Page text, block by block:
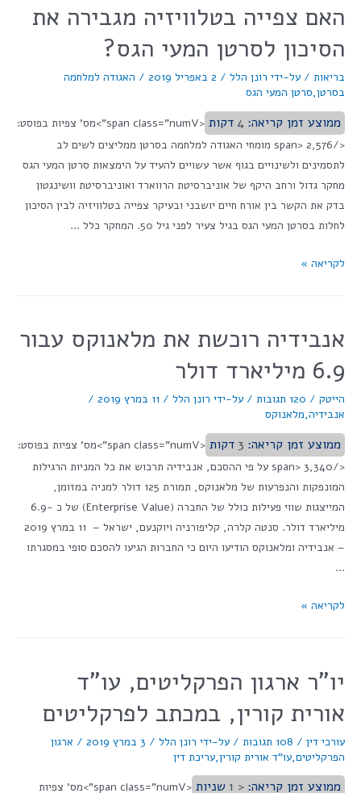
האם צפייה בטלוויזיה מגבירה את
הסיכון לסרטן המעי הגס?
בריאות / על-ידי רונן הלל / 2 באפריל 2019 / האגודה למלחמה
בסרטן,סרטן המעי הגס
ממוצע זמן קריאה: 4 דקות
<span class="numV">מס' צפיות בפוסט:
</span> 2,576 מומחי האגודה למלחמה בסרטן ממליצים לשים לב
לתסמינים ולשינויים בגוף אשר עשויים להעיד על הימצאות סרטן המעי הגס
מחקר גדול ורחב היקף של אוניברסיטת הרווארד ואוניברסיטת וושינגטון
בדק את הקשר בין אורח חיים יושבני ובעיקר צפייה בטלוויזיה לבין הסיכון
לחלות בסרטן המעי הגס בגיל צעיר לפני גיל 50. המחקר כלל …
לקריאה »
אנבידיה רוכשת את מלאנוקס עבור
6.9 מיליארד דולר
הייטק / 120 תגובות / על-ידי רונן הלל / 11 במרץ 2019
/
אנבידיה,מלאנוקס
ממוצע זמן קריאה: 3 דקות
<span class="numV">מס' צפיות בפוסט:
</span> 3,340 על פי ההסכם, אנבידיה תרכוש את כל המניות הרגילות
המונפקות והנפרעות של מלאנוקס, תמורת 125 דולר למניה במזומן,
המייצגות שווי פעילות כולל של החברה (Enterprise Value) של כ -6.9
מיליארד דולר. סנטה קלרה, קליפורניה ויוקנעם, ישראל – 11 במרץ 2019
– אנבידיה ומלאנוקס הודיעו היום כי החברות הגיעו להסכם סופי במסגרתו
…
לקריאה »
יו"ר ארגון הפרקליטים, עו"ד
אורית קורין, במכתב לפרקליטים
עורכי דין / 108 תגובות / על-ידי רונן הלל / 3 במרץ 2019 / ארגון
הפרקליטים,עו"ד אורית קורין,עריכת דין
ממוצע זמן קריאה: < 1 שניות <span class="numV">מס' צפיות